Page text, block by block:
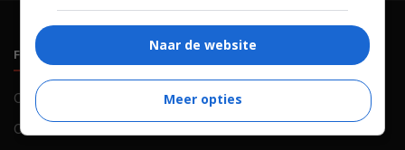
FILMTOTAAL
Contact
Over ons
Privacy
Naar de website
Meer opties